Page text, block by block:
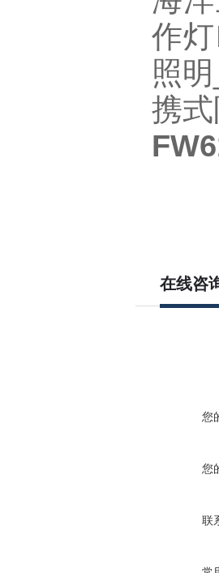
作
照
携
在线咨
您
您
联